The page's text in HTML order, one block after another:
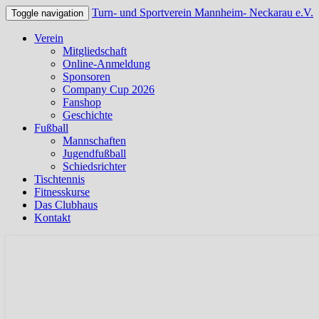
Toggle navigation Turn- und Sportverein Mannheim- Neckarau e.V.
Verein
Mitgliedschaft
Online-Anmeldung
Sponsoren
Company Cup 2026
Fanshop
Geschichte
Fußball
Mannschaften
Jugendfußball
Schiedsrichter
Tischtennis
Fitnesskurse
Das Clubhaus
Kontakt